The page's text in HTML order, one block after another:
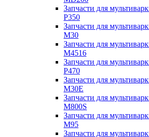
Запчасти для
P350
Запчасти для
M30
Запчасти для
M4516
Запчасти для
P470
Запчасти для
M30E
Запчасти для
M800S
Запчасти для
M95
Запчасти для